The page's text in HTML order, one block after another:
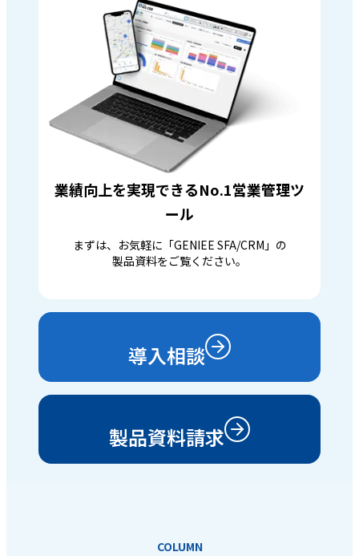
業績向上を実現できるNo.1営業管理ツ
ール
まずは、お気軽に「GENIEE SFA/CRM」の
製品資料をご覧ください。
導入相談
製品資料請求
COLUMN